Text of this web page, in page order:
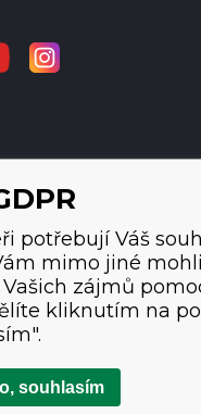
potřebují Váš
mimo jiné
zájmů
kliknutím na
souhlasím